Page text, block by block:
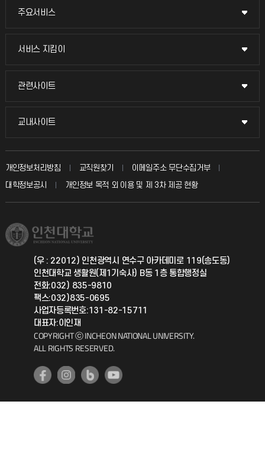
주요서비스
주요서비스
교무회의방송
입학안내
취업정보(학생)
서비스 지킴이
서비스 지킴이
묻고 답하기
칭찬마당
학생서비스 지킴이
관련사이트
관련사이트
국방헬프콜
총동문회
교내사이트
교내사이트
교수회
교육혁신본부
국제지원과
공자아카데미
기초교육원
공학교육혁신센터
대학생활상담센터
개인정보처리방침 교직원찾기
이메일주소 무단수집거부
대학정보공시
개인정보 목적 외 이용 및 제 3차 제공 현황
(우 : 22012) 인천광역시 연수구 아카데미로 119(송도동)
인천대학교 생활원(제1기숙사) B동 1층 통합행정실
전화:032) 835-9810
팩스:032)835-0695
사업자등록번호:131-82-15711
대표자:이인재
COPYRIGHT ⓒ INCHEON NATIONAL UNIVERSITY.
ALL RIGHTS RESERVED.